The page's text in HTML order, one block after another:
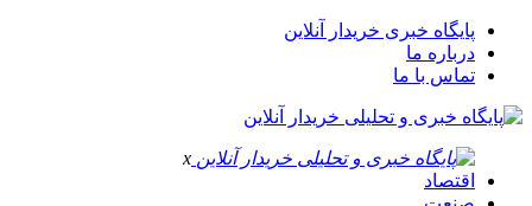
پایگاه خبری خریدار آنلاین
درباره ما
تماس با ما
x
اقتصاد